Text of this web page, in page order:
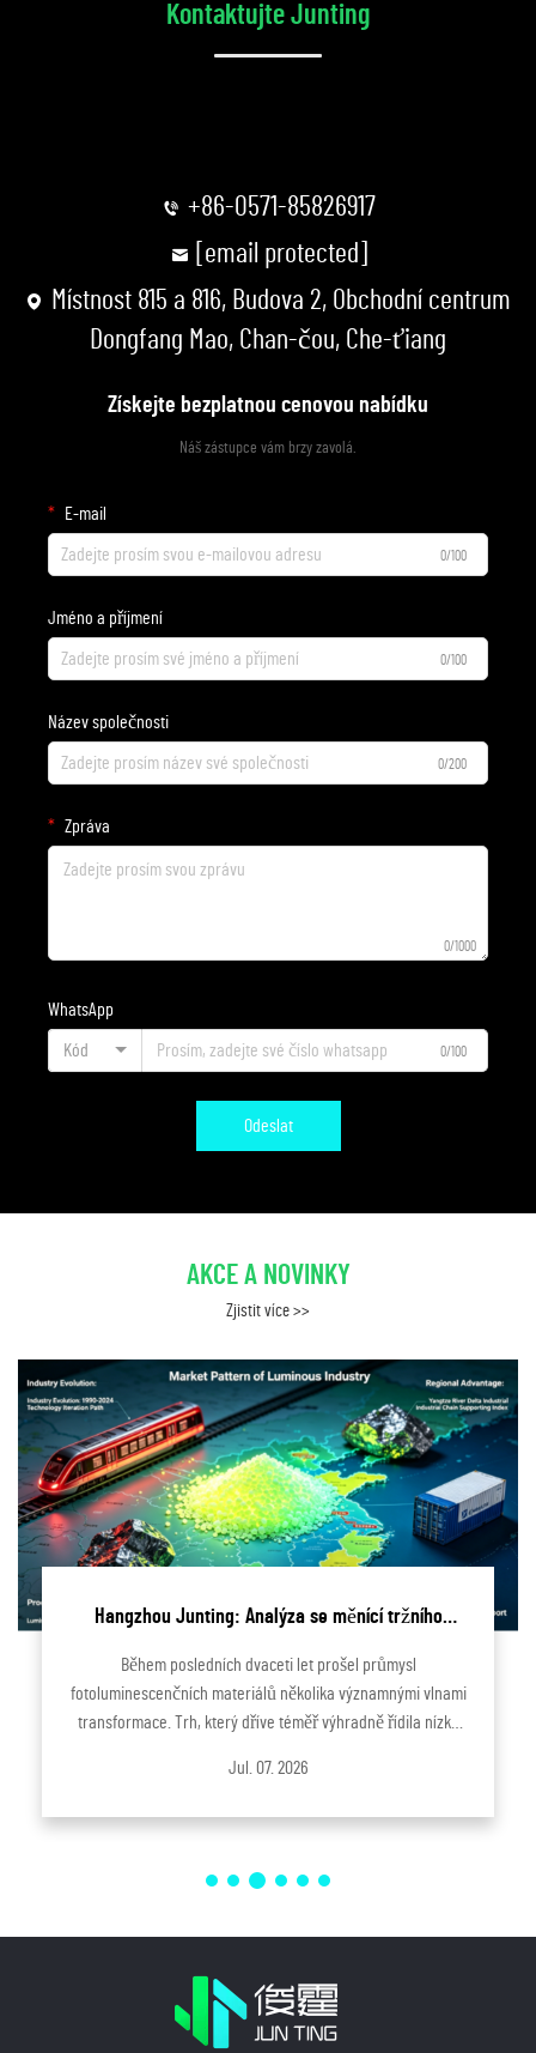
Kontaktujte Junting
+86-0571-85826917
[email protected]
Místnost 815 a 816, Budova 2, Obchodní centrum
Dongfang Mao, Chan-čou, Che-ťiang
Získejte bezplatnou cenovou nabídku
Náš zástupce vám brzy zavolá.
E-mail
0/100
Jméno a příjmení
0/100
Název společnosti
0/200
Zpráva
0/1000
WhatsApp
Kód 0/100
Odeslat
AKCE A NOVINKY
Zjistit více >>
Hangzhou Junting: Analýza se měnící tržního
Během posledních dvaceti let prošel průmysl
fotoluminescenčních materiálů několika významnými vlnami
transformace. Trh, který dříve téměř výhradně řídila nízká
faktory technologie, environmentální...
Jul. 07. 2026